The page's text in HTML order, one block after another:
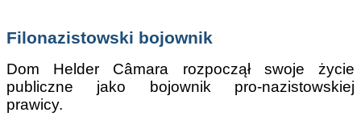
Filonazistowski bojownik
Dom Helder Câmara rozpoczął swoje życie
publiczne jako bojownik pro-nazistowskiej
prawicy.